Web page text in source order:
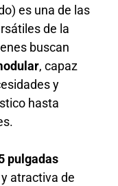
es una de las
de la
buscan
, capaz
y
hasta
pulgadas
atractiva de